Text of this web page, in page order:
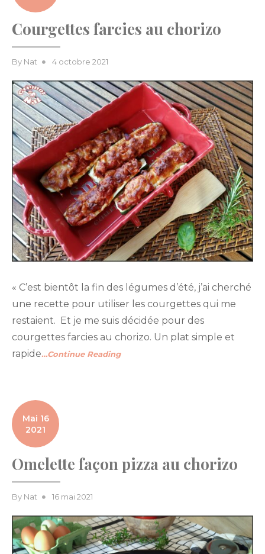
Courgettes farcies au chorizo
By Nat
Posted
4 octobre 2021
« C’est bientôt la fin des légumes d’été, j’ai cherché
une recette pour utiliser les courgettes qui me
restaient. Et je me suis décidée pour des
courgettes farcies au chorizo. Un plat simple et
rapide…Continue Reading
Mai 16
2021
Omelette façon pizza au chorizo
By Nat
Posted
16 mai 2021